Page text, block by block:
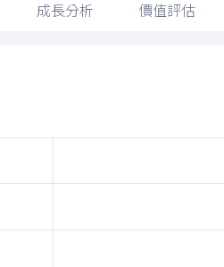
成長分析 價值評估